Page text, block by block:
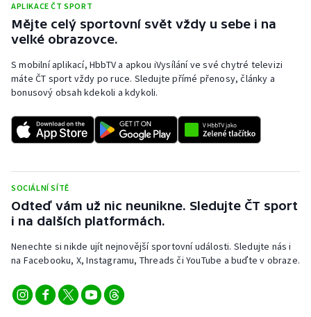
Short track
Sportovní střelba
Stolní tenis
Triatlon
Veslování
Vodní slalom
Volejbal
APLIKACE ČT SPORT
Mějte celý sportovní svět vždy u sebe i na
velké obrazovce.
S mobilní aplikací, HbbTV a apkou iVysílání ve své chytré televizi
máte ČT sport vždy po ruce. Sledujte přímé přenosy, články a
bonusový obsah kdekoli a kdykoli.
SOCIÁLNÍ SÍTĚ
Odteď vám už nic neunikne. Sledujte ČT sport
i na dalších platformách.
Nenechte si nikde ujít nejnovější sportovní události. Sledujte nás i
na Facebooku, X, Instagramu, Threads či YouTube a buďte v obraze.